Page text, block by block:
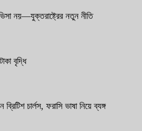
নয়—যুক্তরাষ্ট্রের নতুন নীতি
বৃদ্ধি
ব্রিটিশ চার্লস, ফরাসি ভাষা নিয়ে ব্যঙ্গ